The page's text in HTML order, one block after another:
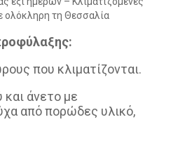
που κλιματίζονται.
άνετο με
από πορώδες υλικό,